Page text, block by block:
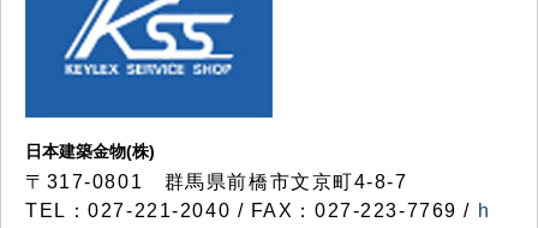
日本建築金物(株)
〒317‐0801 群馬県前橋市文京町4-8-7
TEL：027-221-2040 / FAX：027-223-7769 / h